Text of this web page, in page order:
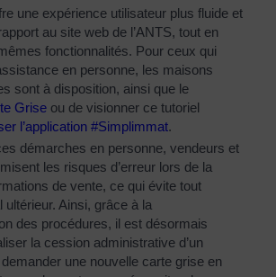
une expérience utilisateur plus fluide et
au site web de l’ANTS, tout en
fonctionnalités. Pour ceux qui
en personne, les maisons
sont à disposition, ainsi que le
Grise ou de visionner ce tutoriel
l’application #Simplimmat.
démarches en personne, vendeurs et
les risques d’erreur lors de la
de vente, ce qui évite tout
ultérieur. Ainsi, grâce à la
des procédures, il est désormais
la cession administrative d’un
une nouvelle carte grise en